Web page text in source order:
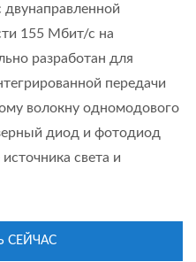
двунаправленной
155 Мбит/с на
разработан для
передачи
волокну одномодового
диод и фотодиод
света и
СЕЙЧАС